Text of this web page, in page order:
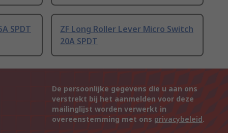
SPDT
ZF Long Roller Lever Micro Switch
20A SPDT
De persoonlijke gegevens die u aan ons
verstrekt bij het aanmelden voor deze
mailinglijst worden verwerkt in
overeenstemming met ons privacybeleid.